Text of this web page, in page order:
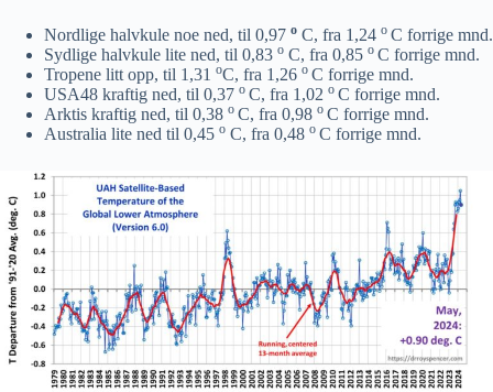
Nordlige halvkule noe ned, til 0,97 o C, fra 1,24 o C forrige mnd.
Sydlige halvkule lite ned, til 0,83 o C, fra 0,85 o C forrige mnd.
Tropene litt opp, til 1,31 oC, fra 1,26 o C forrige mnd.
USA48 kraftig ned, til 0,37 o C, fra 1,02 o C forrige mnd.
Arktis kraftig ned, til 0,38 o C, fra 0,98 o C forrige mnd.
Australia lite ned til 0,45 o C, fra 0,48 o C forrige mnd.